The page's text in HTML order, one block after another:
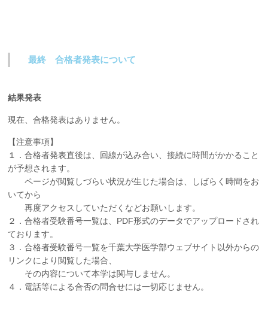
最終 合格者発表について
結果発表
現在、合格発表はありません。
【注意事項】
１．合格者発表直後は、回線が込み合い、接続に時間がかかること
が予想されます。
ページが閲覧しづらい状況が生じた場合は、しばらく時間をお
いてから
再度アクセスしていただくなどお願いします。
２．合格者受験番号一覧は、PDF形式のデータでアップロードされ
ております。
３．合格者受験番号一覧を千葉大学医学部ウェブサイト以外からの
リンクにより閲覧した場合、
その内容について本学は関与しません。
４．電話等による合否の問合せには一切応じません。